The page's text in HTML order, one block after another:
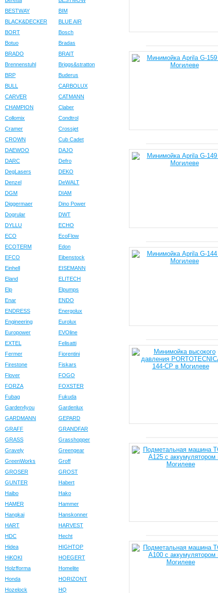
BESTWAY
BIM
BLACK&DECKER
BLUE AIR
BORT
Bosch
Botuo
Bradas
BRADO
BRAIT
Brennenstuhl
Briggs&stratton
BRP
Buderus
BULL
CARBOLUX
CARVER
CATMANN
CHAMPION
Claber
Collomix
Condtrol
Cramer
Crossjet
CROWN
Cub Cadet
DAEWOO
DAJO
DARC
Defro
DegLasers
DEKO
Denzel
DeWALT
DGM
DIAM
Diggermaer
Dino Power
Dogrular
DWT
DYLLU
ECHO
ECO
EcoFlow
ECOTERM
Edon
EFCO
Eibenstock
Einhell
EISEMANN
Eland
ELITECH
Elp
Elpumps
Enar
ENDO
ENDRESS
Energolux
Engineering
Eurolux
Europower
EVOline
EXTEL
Felisatti
Fermer
Fiorentini
Firestone
Fiskars
Flover
FOGO
FORZA
FOXSTER
Fubag
Fukuda
Garden4you
Gardenlux
GARDMANN
GEPARD
GRAFF
GRANDFAR
GRASS
Grasshopper
Gravely
Greengear
GreenWorks
Groff
GROSER
GROST
GUNTER
Habert
Haibo
Hako
HAMER
Hammer
Hangkai
Hanskonner
HART
HARVEST
HDC
Hecht
Hidea
HIGHTOP
HiKOKI
HOEGERT
Holzfforma
Homelite
Honda
HORIZONT
Hozelock
HQ
Интерскол
Калибр
ТСС